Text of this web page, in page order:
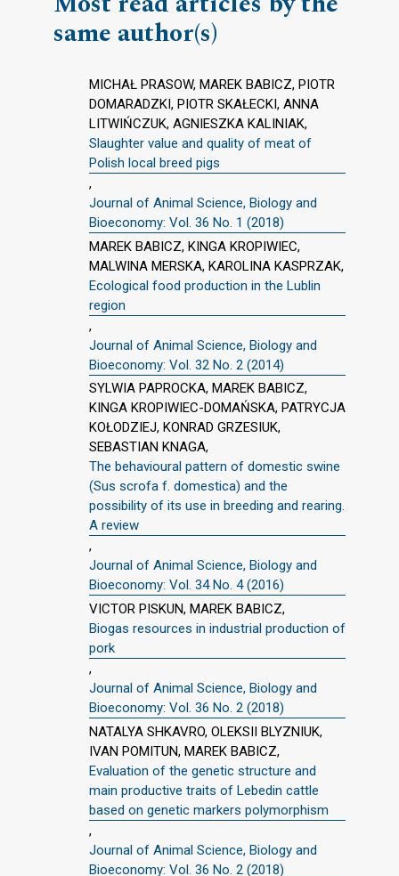
same author(s)
MICHAŁ PRASOW, MAREK BABICZ, PIOTR
DOMARADZKI, PIOTR SKAŁECKI, ANNA
LITWIŃCZUK, AGNIESZKA KALINIAK,
Slaughter value and quality of meat of
Polish local breed pigs
,
Journal of Animal Science, Biology and
Bioeconomy: Vol. 36 No. 1 (2018)
MAREK BABICZ, KINGA KROPIWIEC,
MALWINA MERSKA, KAROLINA KASPRZAK,
Ecological food production in the Lublin
region
,
Journal of Animal Science, Biology and
Bioeconomy: Vol. 32 No. 2 (2014)
SYLWIA PAPROCKA, MAREK BABICZ,
KINGA KROPIWIEC-DOMAŃSKA, PATRYCJA
KOŁODZIEJ, KONRAD GRZESIUK,
SEBASTIAN KNAGA,
The behavioural pattern of domestic swine
(Sus scrofa f. domestica) and the
possibility of its use in breeding and rearing.
A review
,
Journal of Animal Science, Biology and
Bioeconomy: Vol. 34 No. 4 (2016)
VICTOR PISKUN, MAREK BABICZ,
Biogas resources in industrial production of
pork
,
Journal of Animal Science, Biology and
Bioeconomy: Vol. 36 No. 2 (2018)
NATALYA SHKAVRO, OLEKSII BLYZNIUK,
IVAN POMITUN, MAREK BABICZ,
Evaluation of the genetic structure and
main productive traits of Lebedin cattle
based on genetic markers polymorphism
,
Journal of Animal Science, Biology and
Bioeconomy: Vol. 36 No. 2 (2018)